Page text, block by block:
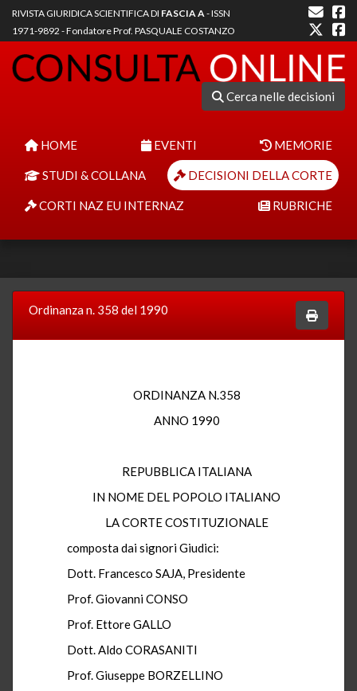
RIVISTA GIURIDICA SCIENTIFICA DI FASCIA A- ISSN
1971-9892 - Fondatore Prof. PASQUALE COSTANZO
Cerca nelle decisioni
HOME EVENTI MEMORIE
STUDI & COLLANA DECISIONI DELLA CORTE
CORTI NAZ EU INTERNAZ RUBRICHE
Ordinanza n. 358 del 1990
ORDINANZA N.358
ANNO 1990
REPUBBLICA ITALIANA
IN NOME DEL POPOLO ITALIANO
LA CORTE COSTITUZIONALE
composta dai signori Giudici:
Dott. Francesco SAJA, Presidente
Prof. Giovanni CONSO
Prof. Ettore GALLO
Dott. Aldo CORASANITI
Prof. Giuseppe BORZELLINO